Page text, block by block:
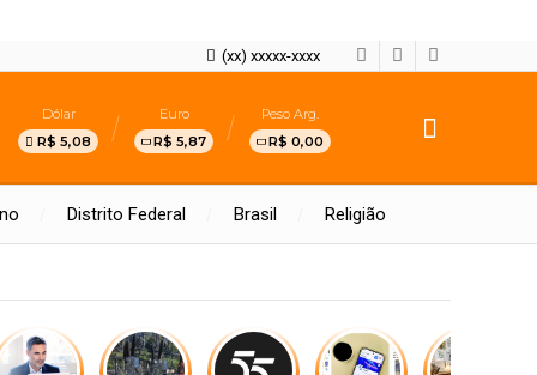
(xx) xxxxx-xxxx
Dólar
R$ 5,08
Euro
R$ 5,87
Peso Arg.
R$ 0,00
Distrito Federal Brasil Religião